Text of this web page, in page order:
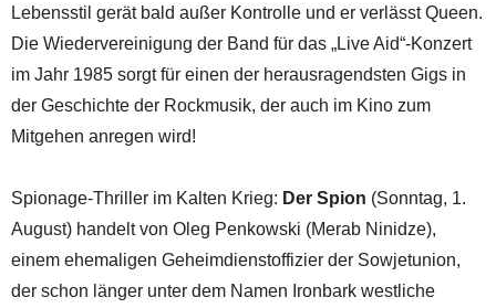
Lebensstil gerät bald außer Kontrolle und er verlässt Queen.
Die Wiedervereinigung der Band für das „Live Aid“-Konzert
im Jahr 1985 sorgt für einen der herausragendsten Gigs in
der Geschichte der Rockmusik, der auch im Kino zum
Mitgehen anregen wird!
Spionage-Thriller im Kalten Krieg: Der Spion (Sonntag, 1.
August) handelt von Oleg Penkowski (Merab Ninidze),
einem ehemaligen Geheimdienstoffizier der Sowjetunion,
der schon länger unter dem Namen Ironbark westliche